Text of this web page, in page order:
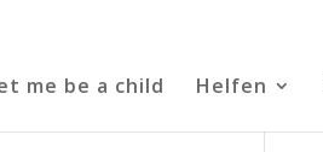
me be a child Helfen